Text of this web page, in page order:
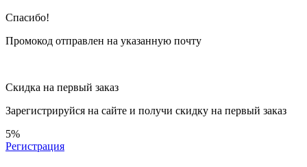
Спасибо!
Промокод отправлен на указанную почту
Скидка на первый заказ
Зарегистрируйся на сайте и получи скидку на первый заказ
5%
Регистрация